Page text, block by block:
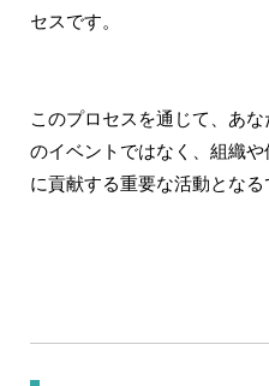
セスです。
このプロセスを通じて、あ
のイベントではなく、組織
に貢献する重要な活動となる